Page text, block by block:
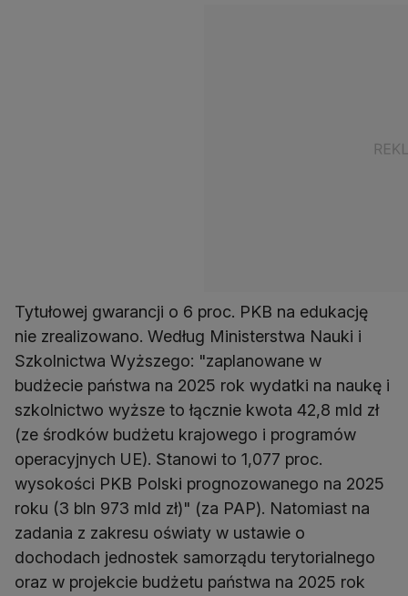
Tytułowej gwarancji o 6 proc. PKB na edukację
nie zrealizowano. Według Ministerstwa Nauki i
Szkolnictwa Wyższego: "zaplanowane w
budżecie państwa na 2025 rok wydatki na naukę i
szkolnictwo wyższe to łącznie kwota 42,8 mld zł
(ze środków budżetu krajowego i programów
operacyjnych UE). Stanowi to 1,077 proc.
wysokości PKB Polski prognozowanego na 2025
roku (3 bln 973 mld zł)" (za PAP). Natomiast na
zadania z zakresu oświaty w ustawie o
dochodach jednostek samorządu terytorialnego
oraz w projekcie budżetu państwa na 2025 rok